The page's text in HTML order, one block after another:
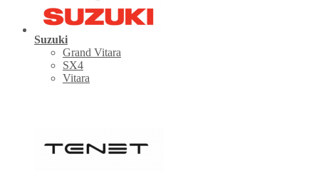
Suzuki
Grand Vitara
SX4
Vitara